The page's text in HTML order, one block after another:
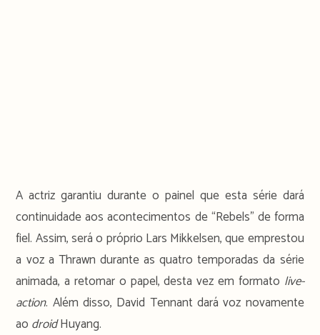
A actriz garantiu durante o painel que esta série dará
continuidade aos acontecimentos de “Rebels” de forma
fiel. Assim, será o próprio Lars Mikkelsen, que emprestou
a voz a Thrawn durante as quatro temporadas da série
animada, a retomar o papel, desta vez em formato live-
action. Além disso, David Tennant dará voz novamente
ao droidHuyang.